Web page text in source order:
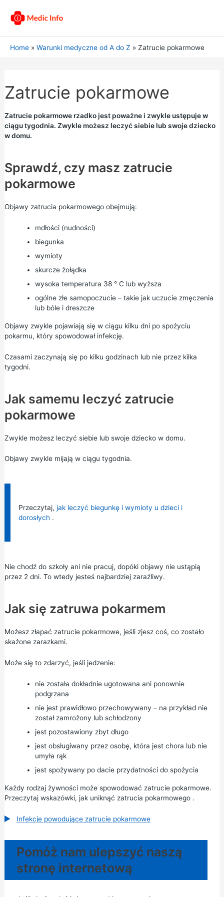
Home Warunki medyczne od A do Z Zatrucie pokarmowe
Zatrucie pokarmowe
Zatrucie pokarmowe rzadko jest poważne i zwykle ustępuje w
ciągu tygodnia. Zwykle możesz leczyć siebie lub swoje dziecko
w domu.
Sprawdź, czy masz zatrucie
pokarmowe
Objawy zatrucia pokarmowego obejmują:
mdłości (nudności)
biegunka
wymioty
skurcze żołądka
wysoka temperatura 38 ° C lub wyższa
ogólne złe samopoczucie – takie jak uczucie zmęczenia
lub bóle i dreszcze
Objawy zwykle pojawiają się w ciągu kilku dni po spożyciu
pokarmu, który spowodował infekcję.
Czasami zaczynają się po kilku godzinach lub nie przez kilka
tygodni.
Jak samemu leczyć zatrucie
pokarmowe
Zwykle możesz leczyć siebie lub swoje dziecko w domu.
Objawy zwykle mijają w ciągu tygodnia.
Przeczytaj, jak leczyć biegunkę i wymioty u dzieci i
dorosłych .
Nie chodź do szkoły ani nie pracuj, dopóki objawy nie ustąpią
przez 2 dni. To wtedy jesteś najbardziej zaraźliwy.
Jak się zatruwa pokarmem
Możesz złapać zatrucie pokarmowe, jeśli zjesz coś, co zostało
skażone zarazkami.
Może się to zdarzyć, jeśli jedzenie:
nie została dokładnie ugotowana ani ponownie
podgrzana
nie jest prawidłowo przechowywany – na przykład nie
został zamrożony lub schłodzony
jest pozostawiony zbyt długo
jest obsługiwany przez osobę, która jest chora lub nie
umyła rąk
jest spożywany po dacie przydatności do spożycia
Każdy rodzaj żywności może spowodować zatrucie pokarmowe.
Przeczytaj wskazówki, jak uniknąć zatrucia pokarmowego.
Infekcje powodujące zatrucie pokarmowe
Pomóż nam ulepszyć naszą
stronę internetową